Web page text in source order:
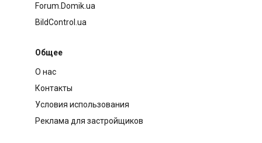
Forum.Domik.ua
BildControl.ua
Общее
О нас
Контакты
Условия использования
Реклама для застройщиков